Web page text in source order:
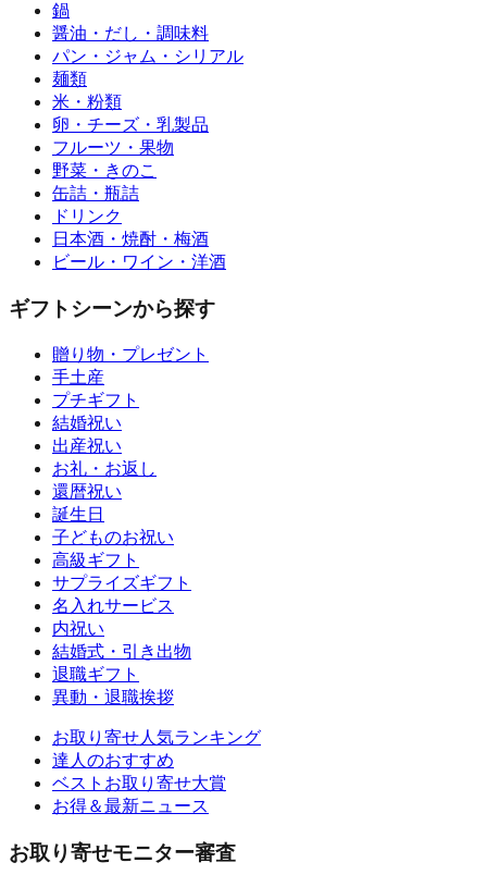
鍋
醤油・だし・調味料
パン・ジャム・シリアル
麺類
米・粉類
卵・チーズ・乳製品
フルーツ・果物
野菜・きのこ
缶詰・瓶詰
ドリンク
日本酒・焼酎・梅酒
ビール・ワイン・洋酒
ギフトシーンから探す
贈り物・プレゼント
手土産
プチギフト
結婚祝い
出産祝い
お礼・お返し
還暦祝い
誕生日
子どものお祝い
高級ギフト
サプライズギフト
名入れサービス
内祝い
結婚式・引き出物
退職ギフト
異動・退職挨拶
お取り寄せ人気ランキング
達人のおすすめ
ベストお取り寄せ大賞
お得＆最新ニュース
お取り寄せモニター審査